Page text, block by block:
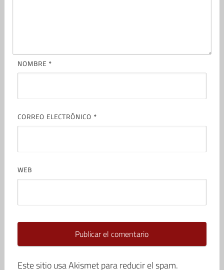
NOMBRE *
CORREO ELECTRÓNICO *
WEB
Este sitio usa Akismet para reducir el spam.